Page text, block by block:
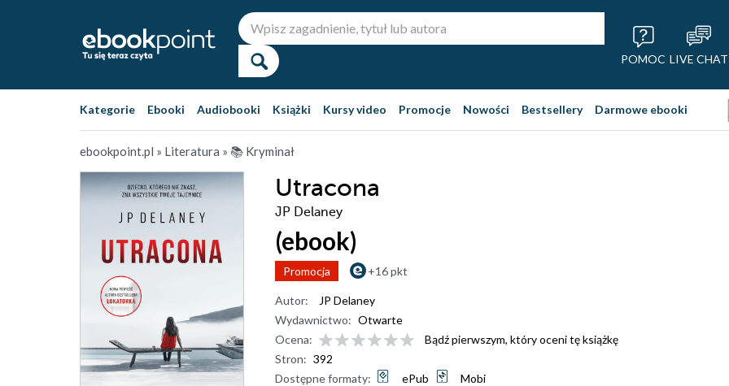
POMOC LIVE CHAT
Kategorie Ebooki Audiobooki Książki Kursy video Promocje Nowości Bestsellery Darmowe ebooki
ebookpoint.pl » Literatura » 📚 Kryminał
Utracona
JP Delaney
(ebook)
Promocja +16 pkt
Autor:
JP Delaney
Wydawnictwo: Otwarte
Ocena:
Bądź pierwszym, który oceni tę książkę
Stron: 392
Dostępne formaty:
ePub Mobi